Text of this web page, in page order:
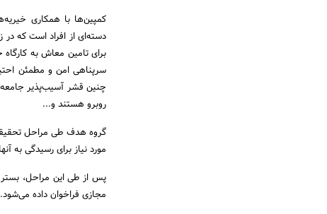
کمپین‌ها با همکاری
دسته‌ای از افراد است که
برای تامین معاش به
سرپناهی امن و مطمئن
چنین قشر آسیب‌پذیر جامعه
روبرو هستند و...
گروه هدف طی مراحل
مورد نیاز برای رسیدگی به
پس از طی این مراحل،
مجازی فراخوان داده می‌شود.